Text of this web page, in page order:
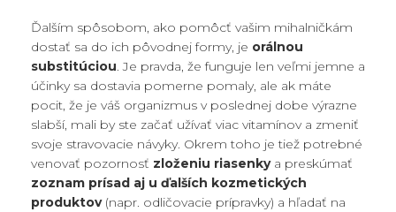
Ďalším spôsobom, ako pomôcť vašim mihalničkám
dostať sa do ich pôvodnej formy, je orálnou
substitúciou. Je pravda, že funguje len veľmi jemne a
účinky sa dostavia pomerne pomaly, ale ak máte
pocit, že je váš organizmus v poslednej dobe výrazne
slabší, mali by ste začať užívať viac vitamínov a zmeniť
svoje stravovacie návyky. Okrem toho je tiež potrebné
venovať pozornosť zloženiu riasenkya preskúmať
zoznam prísad aj u ďalších kozmetických
produktov(napr. odličovacie prípravky) a hľadať na